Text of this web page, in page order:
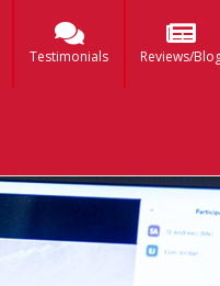
Testimonials Reviews/